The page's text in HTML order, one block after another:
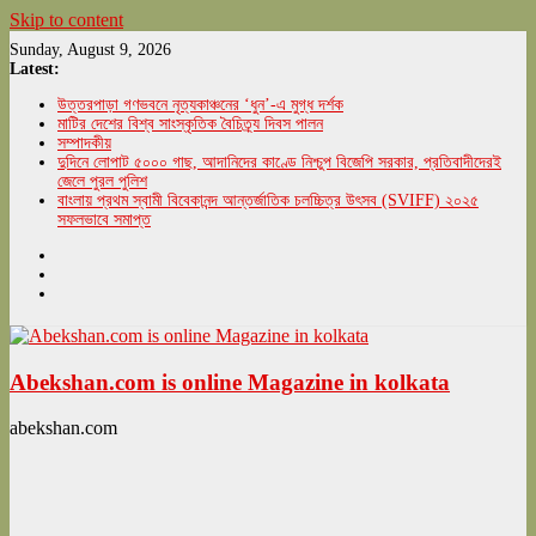
Skip to content
Sunday, August 9, 2026
Latest:
উত্তরপাড়া গণভবনে নৃত্যকাঞ্চনের ‘ধুন’-এ মুগ্ধ দর্শক
মাটির দেশের বিশ্ব সাংস্কৃতিক বৈচিত্র্য দিবস পালন
সম্পাদকীয়
দুদিনে লোপাট ৫০০০ গাছ, আদানিদের কাণ্ডে নিশ্চুপ বিজেপি সরকার, প্রতিবাদীদেরই
জেলে পুরল পুলিশ
বাংলায় প্রথম স্বামী বিবেকানন্দ আন্তর্জাতিক চলচ্চিত্র উৎসব (SVIFF) ২০২৫
সফলভাবে সমাপ্ত
Abekshan.com is online Magazine in kolkata
abekshan.com